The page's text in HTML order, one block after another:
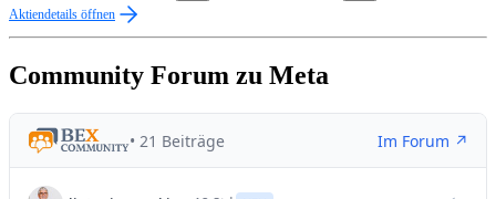
Aktiendetails öffnen
Community Forum zu Meta